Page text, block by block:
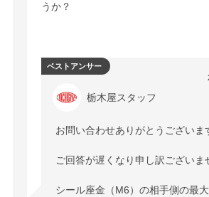
うか？
栃木屋スタッフ
お問い合わせありがとうございま
ご回答が遅くなり申し訳ございま
シール座金（M6）の相手側の最
ベストアンサー